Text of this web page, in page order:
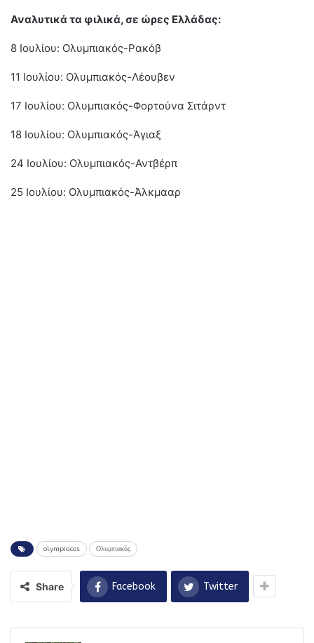
Αναλυτικά τα φιλικά, σε ώρες Ελλάδας:
8 Ιουλίου: Ολυμπιακός-Ρακόβ
11 Ιουλίου: Ολυμπιακός-Λέουβεν
17 Ιουλίου: Ολυμπιακός-Φορτούνα Σιτάρντ
18 Ιουλίου: Ολυμπιακός-Άγιαξ
24 Ιουλίου: Ολυμπιακός-Αντβέρπ
25 Ιουλίου: Ολυμπιακός-Άλκμααρ
olympiacos Ολυμπιακός
Share Facebook Twitter